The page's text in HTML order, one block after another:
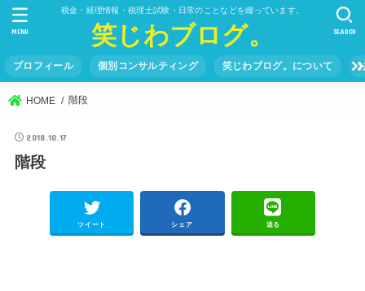
税金・経理情報・税理士試験・日常のことなどを綴っています。
笑じわブログ。
プロフィール 個別コンサルティング 笑じわブログ。について
SEARCH
MENU
HOME 階段
2018.10.17
階段
ツイート シェア 送る